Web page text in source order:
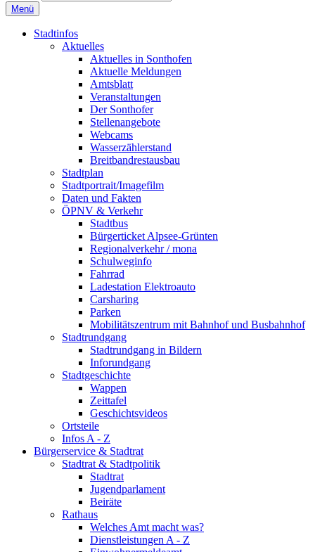
Menü
Stadtinfos
Aktuelles
Aktuelles in Sonthofen
Aktuelle Meldungen
Amtsblatt
Veranstaltungen
Der Sonthofer
Stellenangebote
Webcams
Wasserzählerstand
Breitbandrestausbau
Stadtplan
Stadtportrait/Imagefilm
Daten und Fakten
ÖPNV & Verkehr
Stadtbus
Bürgerticket Alpsee-Grünten
Regionalverkehr / mona
Schulweginfo
Fahrrad
Ladestation Elektroauto
Carsharing
Parken
Mobilitätszentrum mit Bahnhof und Busbahnhof
Stadtrundgang
Stadtrundgang in Bildern
Inforundgang
Stadtgeschichte
Wappen
Zeittafel
Geschichtsvideos
Ortsteile
Infos A - Z
Bürgerservice & Stadtrat
Stadtrat & Stadtpolitik
Stadtrat
Jugendparlament
Beiräte
Rathaus
Welches Amt macht was?
Dienstleistungen A - Z